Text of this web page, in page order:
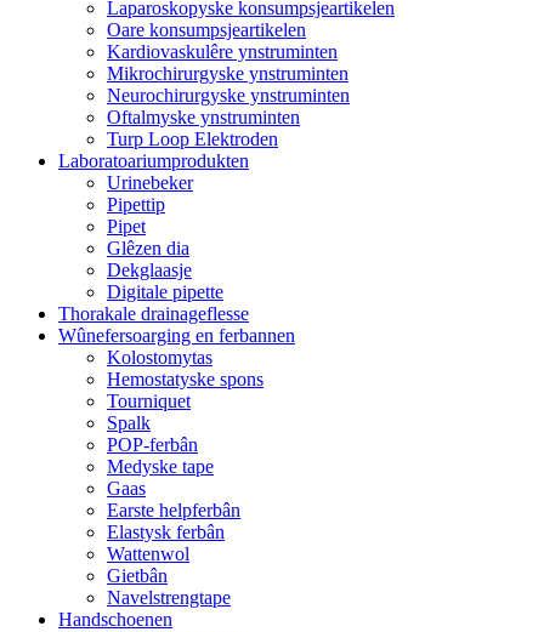
Laparoskopyske konsumpsjeartikelen
Oare konsumpsjeartikelen
Kardiovaskulêre ynstruminten
Mikrochirurgyske ynstruminten
Neurochirurgyske ynstruminten
Oftalmyske ynstruminten
Turp Loop Elektroden
Laboratoariumprodukten
Urinebeker
Pipettip
Pipet
Glêzen dia
Dekglaasje
Digitale pipette
Thorakale drainageflesse
Wûnefersoarging en ferbannen
Kolostomytas
Hemostatyske spons
Tourniquet
Spalk
POP-ferbân
Medyske tape
Gaas
Earste helpferbân
Elastysk ferbân
Wattenwol
Gietbân
Navelstrengtape
Handschoenen